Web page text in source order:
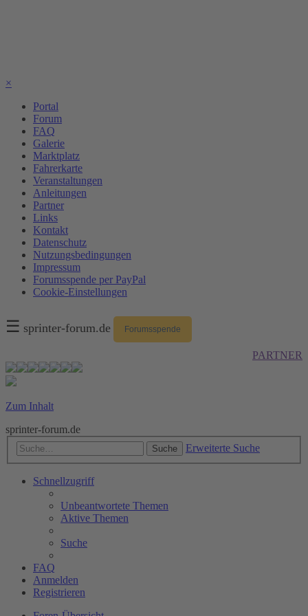
×
Portal
Forum
FAQ
Galerie
Marktplatz
Fahrerkarte
Veranstaltungen
Anleitungen
Partner
Links
Kontakt
Datenschutz
Nutzungsbedingungen
Impressum
Forumsspende per PayPal
Cookie-Einstellungen
☰ sprinter-forum.de Forumsspende
PARTNER
Zum Inhalt
sprinter-forum.de
Suche Erweiterte Suche
Schnellzugriff
Unbeantwortete Themen
Aktive Themen
Suche
FAQ
Anmelden
Registrieren